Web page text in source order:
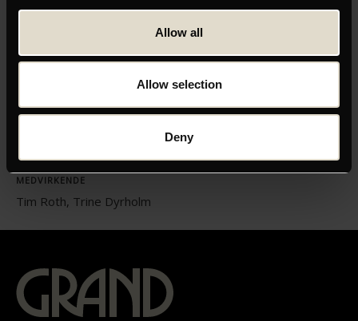
Allow all
Allow selection
Deny
Désirée Nosbusch
89
MEDVIRKENDE
Tim Roth, Trine Dyrholm